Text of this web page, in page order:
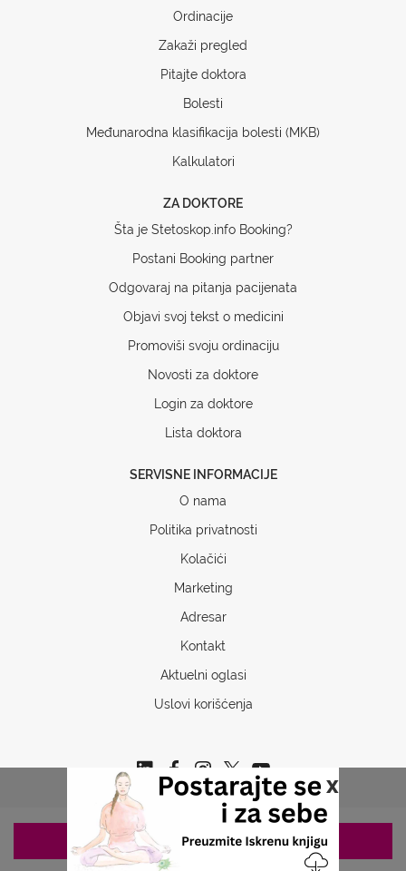
x
Ordinacije
Zakaži pregled
Pitajte doktora
Bolesti
Međunarodna klasifikacija bolesti (MKB)
Kalkulatori
ZA DOKTORE
Šta je Stetoskop.info Booking?
Postani Booking partner
Odgovaraj na pitanja pacijenata
Objavi svoj tekst o medicini
Promoviši svoju ordinaciju
Novosti za doktore
Login za doktore
Lista doktora
SERVISNE INFORMACIJE
O nama
Politika privatnosti
Kolačići
Marketing
Adresar
Kontakt
Aktuelni oglasi
Uslovi korišćenja
Copyrights © 2026 Sva prava www.stetoskop.info
ZAKAZIVANJE 063/687-460